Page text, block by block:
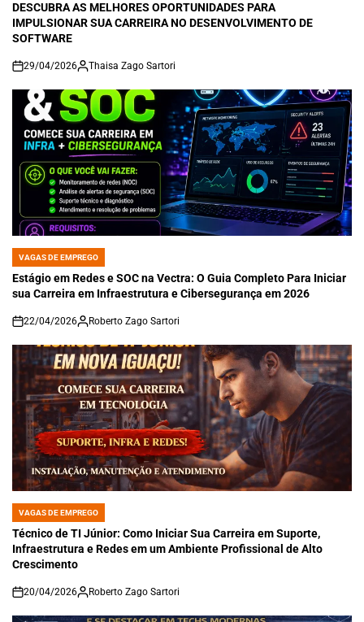
DESCUBRA AS MELHORES OPORTUNIDADES PARA
IMPULSIONAR SUA CARREIRA NO DESENVOLVIMENTO DE
SOFTWARE
on
29/04/2026 Thaisa Zago Sartori
POSTED
IN
VAGAS DE EMPREGO
Estágio em Redes e SOC na Vectra: O Guia Completo Para Iniciar
sua Carreira em Infraestrutura e Cibersegurança em 2026
on
22/04/2026 Roberto Zago Sartori
POSTED
IN
VAGAS DE EMPREGO
Técnico de TI Júnior: Como Iniciar Sua Carreira em Suporte,
Infraestrutura e Redes em um Ambiente Profissional de Alto
Crescimento
on
20/04/2026 Roberto Zago Sartori